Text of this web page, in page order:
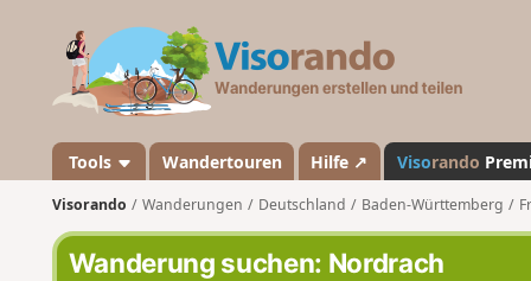
a
n
d
o
Tools Wandertouren Hilfe ↗ Visorando
Visorando Wanderungen Deutschland Baden-Württemberg
Wanderung suchen: Nordrach